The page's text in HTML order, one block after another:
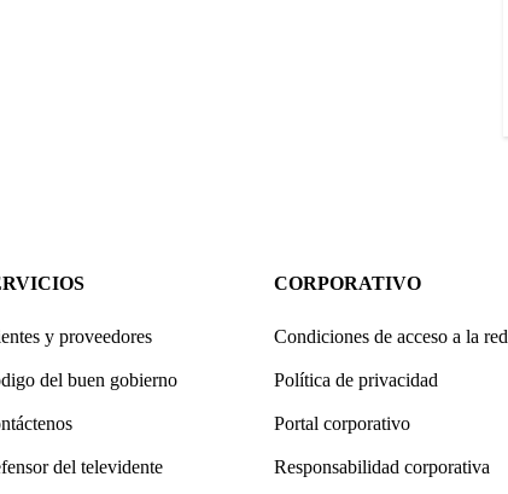
y proveedores
del buen gobierno
del televidente
CORPORATIVO
Condiciones de acceso a la red
Política de privacidad
Portal corporativo
Responsabilidad corporativa